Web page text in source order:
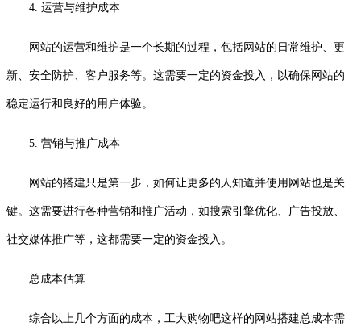
4. 运营与维护成本
网站的运营和维护是一个长期的过程，包括网站的日常维护、更
新、安全防护、客户服务等。这需要一定的资金投入，以确保网站的
稳定运行和良好的用户体验。
5. 营销与推广成本
网站的搭建只是第一步，如何让更多的人知道并使用网站也是关
键。这需要进行各种营销和推广活动，如搜索引擎优化、广告投放、
社交媒体推广等，这都需要一定的资金投入。
总成本估算
综合以上几个方面的成本，工大购物吧这样的网站搭建总成本需